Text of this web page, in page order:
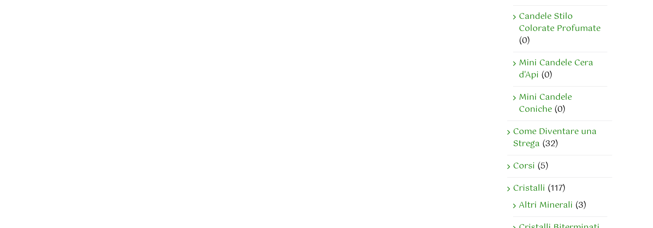
Candele Stilo
Colorate Profumate
(0)
Mini Candele Cera
d'Api (0)
Mini Candele
Coniche (0)
Come Diventare una
Strega (32)
Corsi (5)
Cristalli (117)
Altri Minerali (3)